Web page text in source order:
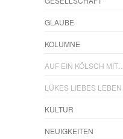
GLAUBE
KOLUMNE
AUF EIN KÖLSCH MIT…
LÜKES LIEBES LEBEN
KULTUR
NEUIGKEITEN